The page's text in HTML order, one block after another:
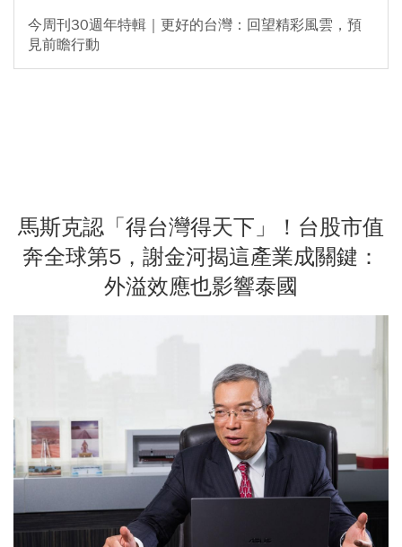
今周刊30週年特輯｜更好的台灣：回望精彩風雲，預
見前瞻行動
馬斯克認「得台灣得天下」！台股市值
奔全球第5，謝金河揭這產業成關鍵：
外溢效應也影響泰國